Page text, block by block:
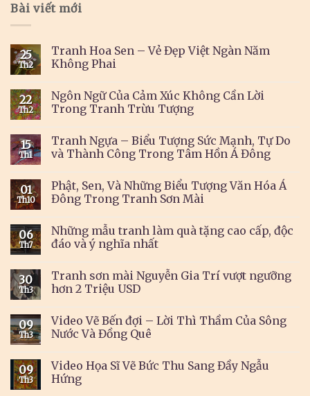
Bài viết mới
25
Th2
Tranh Hoa Sen – Vẻ Đẹp Việt Ngàn Năm
Không Phai
22
Th2
Ngôn Ngữ Của Cảm Xúc Không Cần Lời
Trong Tranh Trừu Tượng
15
Th1
Tranh Ngựa – Biểu Tượng Sức Mạnh, Tự Do
và Thành Công Trong Tâm Hồn Á Đông
01
Th10
Phật, Sen, Và Những Biểu Tượng Văn Hóa Á
Đông Trong Tranh Sơn Mài
06
Th7
Những mẫu tranh làm quà tặng cao cấp, độc
đáo và ý nghĩa nhất
30
Th3
Tranh sơn mài Nguyễn Gia Trí vượt ngưỡng
hơn 2 Triệu USD
09
Th3
Video Vẽ Bến đợi – Lời Thì Thầm Của Sông
Nước Và Đồng Quê
09
Th3
Video Họa Sĩ Vẽ Bức Thu Sang Đầy Ngẫu
Hứng